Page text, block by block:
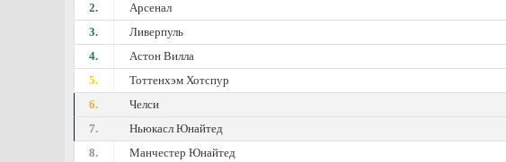
2.
Арсенал
3.
Ливерпуль
4.
Астон Вилла
5.
Тоттенхэм Хотспур
6.
Челси
7.
Ньюкасл Юнайтед
8.
Манчестер Юнайтед